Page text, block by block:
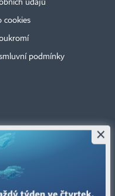
údajů
cookies
podmínky
×